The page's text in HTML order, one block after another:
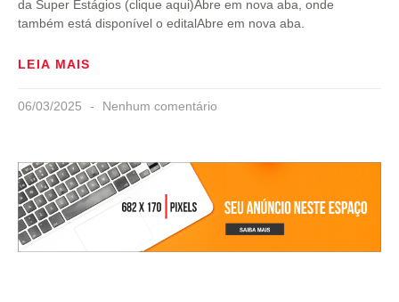
da Super Estágios (clique aqui)Abre em nova aba, onde
também está disponível o editalAbre em nova aba.
LEIA MAIS
06/03/2025 Nenhum comentário